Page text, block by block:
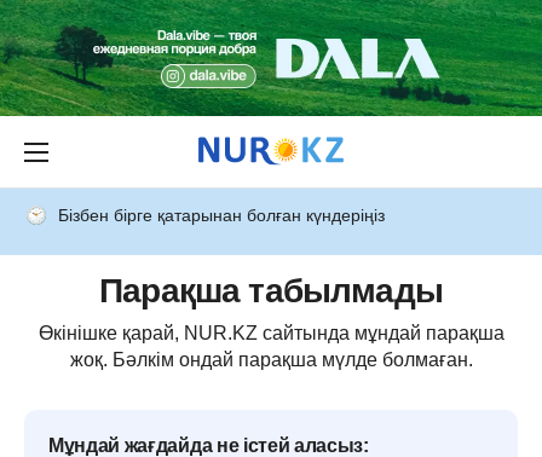
Бізбен бірге қатарынан болған күндеріңіз
Парақша табылмады
Өкінішке қарай, NUR.KZ сайтында мұндай парақша
жоқ. Бәлкім ондай парақша мүлде болмаған.
Мұндай жағдайда не істей аласыз: